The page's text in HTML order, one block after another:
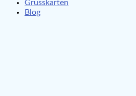
Grusskarten
Blog